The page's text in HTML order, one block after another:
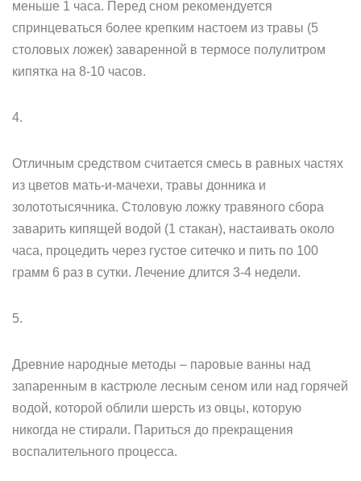
меньше 1 часа. Перед сном рекомендуется
спринцеваться более крепким настоем из травы (5
столовых ложек) заваренной в термосе полулитром
кипятка на 8-10 часов.
4.
Отличным средством считается смесь в равных частях
из цветов мать-и-мачехи, травы донника и
золототысячника. Столовую ложку травяного сбора
заварить кипящей водой (1 стакан), настаивать около
часа, процедить через густое ситечко и пить по 100
грамм 6 раз в сутки. Лечение длится 3-4 недели.
5.
Древние народные методы – паровые ванны над
запаренным в кастрюле лесным сеном или над горячей
водой, которой облили шерсть из овцы, которую
никогда не стирали. Париться до прекращения
воспалительного процесса.